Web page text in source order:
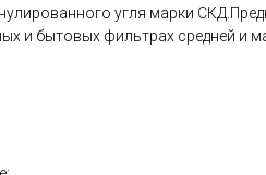
угля марки
и бытовых фильтрах средней и